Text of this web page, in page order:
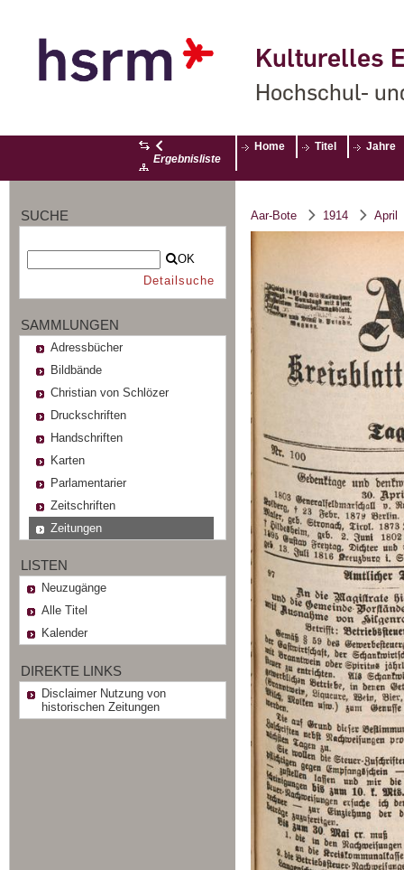
Kulturelles
Hochschul-
Ergebnisliste
Home Titel Jahre
SUCHE
OK
Detailsuche
SAMMLUNGEN
Adressbücher
Bildbände
Christian von Schlözer
Druckschriften
Handschriften
Karten
Parlamentarier
Zeitschriften
Zeitungen
LISTEN
Neuzugänge
Alle Titel
Kalender
DIREKTE LINKS
Disclaimer Nutzung von
historischen Zeitungen
Aar-Bote 1914 April